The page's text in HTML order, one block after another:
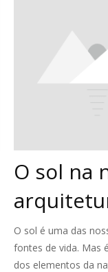
O sol na
O sol é uma das
fontes de vida. Mas
dos elementos da